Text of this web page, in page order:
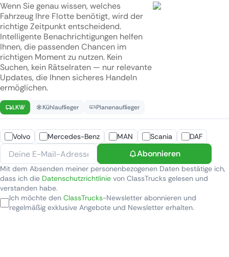
Wenn Sie genau wissen, welches
Fahrzeug Ihre Flotte benötigt, wird der
richtige Zeitpunkt entscheidend.
Intelligente Benachrichtigungen helfen
Ihnen, die passenden Chancen im
richtigen Moment zu nutzen. Kein
Suchen, kein Rätselraten — nur relevante
Updates, die Ihnen sicheres Handeln
ermöglichen.
LKW Kühlauflieger Planenauflieger
Volvo Mercedes-Benz MAN Scania DAF
Abonnieren
Mit dem Absenden meiner personenbezogenen Daten bestätige ich,
dass ich die Datenschutzrichtlinie von ClassTrucks gelesen und
verstanden habe.
Ich möchte den ClassTrucks-Newsletter abonnieren und
regelmäßig exklusive Angebote und Newsletter erhalten.